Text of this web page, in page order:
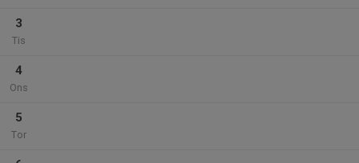
3
Tis
4
Ons
5
Tor